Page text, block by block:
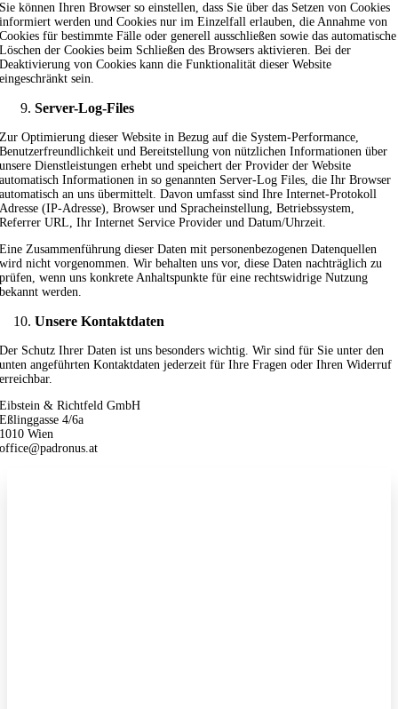
Sie können Ihren Browser so einstellen, dass Sie über das Setzen von Cookies
informiert werden und Cookies nur im Einzelfall erlauben, die Annahme von
Cookies für bestimmte Fälle oder generell ausschließen sowie das automatische
Löschen der Cookies beim Schließen des Browsers aktivieren. Bei der
Deaktivierung von Cookies kann die Funktionalität dieser Website
eingeschränkt sein.
Server-Log-Files
Zur Optimierung dieser Website in Bezug auf die System-Performance,
Benutzerfreundlichkeit und Bereitstellung von nützlichen Informationen über
unsere Dienstleistungen erhebt und speichert der Provider der Website
automatisch Informationen in so genannten Server-Log Files, die Ihr Browser
automatisch an uns übermittelt. Davon umfasst sind Ihre Internet-Protokoll
Adresse (IP-Adresse), Browser und Spracheinstellung, Betriebssystem,
Referrer URL, Ihr Internet Service Provider und Datum/Uhrzeit.
Eine Zusammenführung dieser Daten mit personenbezogenen Datenquellen
wird nicht vorgenommen. Wir behalten uns vor, diese Daten nachträglich zu
prüfen, wenn uns konkrete Anhaltspunkte für eine rechtswidrige Nutzung
bekannt werden.
Unsere Kontaktdaten
Der Schutz Ihrer Daten ist uns besonders wichtig. Wir sind für Sie unter den
unten angeführten Kontaktdaten jederzeit für Ihre Fragen oder Ihren Widerruf
erreichbar.
Eibstein & Richtfeld GmbH
Eßlinggasse 4/6a
1010 Wien
office@padronus.at